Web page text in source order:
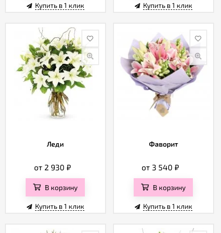
Купить в 1 клик Купить в 1 клик
Леди
от 2 930 ₽
В корзину
Купить в 1 клик
Фаворит
от 3 540₽
В корзину
Купить в 1 клик